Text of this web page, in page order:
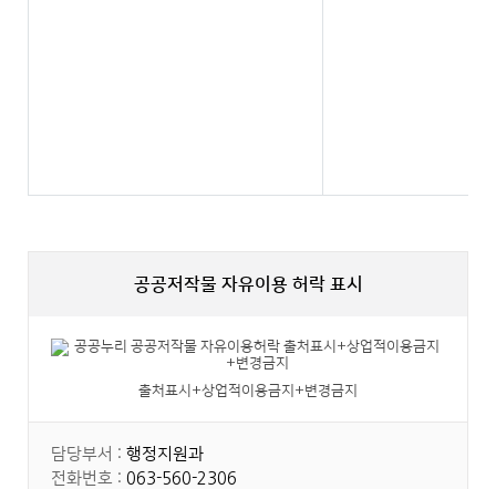
공공저작물 자유이용 허락 표시
출처표시+상업적이용금지+변경금지
담당부서 : 행정지원과
전화번호 : 063-560-2306